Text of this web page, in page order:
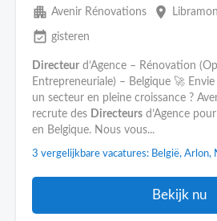
apartment Avenir Rénovations place
event_available gisteren
Directeur d’Agence – Rénovation
Entrepreneuriale) – Belgique 🚀
un secteur en pleine croissance ?
recrute des Directeurs d’Agence
en Belgique. Nous vous...
3 vergelijkbare vacatures: België, Arlon,
Bekijk nu